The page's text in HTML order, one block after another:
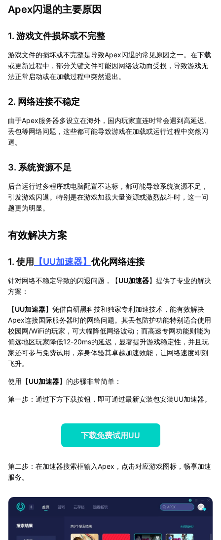
Apex闪退的主要原因
1. 游戏文件损坏或不完整
游戏文件的损坏或不完整是导致Apex闪退的常见原因之一。在下载
或更新过程中，部分关键文件可能因网络波动而受损，导致游戏无
法正常启动或在加载过程中突然退出。
2. 网络连接不稳定
由于Apex服务器多设立在海外，国内玩家直连时常会遇到高延迟、
丢包等网络问题，这些都可能导致游戏在加载或运行过程中突然闪
退。
3. 系统资源不足
后台运行过多程序或电脑配置不达标，都可能导致系统资源不足，
引发游戏闪退。特别是在游戏加载大量资源或激烈战斗时，这一问
题更为明显。
有效解决方案
1. 使用 【UU加速器】 优化网络连接
针对网络不稳定导致的闪退问题，【UU加速器】提供了专业的解决
方案：
【UU加速器】凭借自研黑科技和独家专利加速技术，能有效解决
Apex连接国际服务器时的网络问题。其丢包防护功能特别适合使用
校园网/WiFi的玩家，可大幅降低网络波动；而高速专网功能则能为
偏远地区玩家降低12-20ms的延迟，显著提升游戏稳定性，并且玩
家还可参与免费试用，亲身体验其卓越加速效能，让网络速度即刻
飞升。
使用【UU加速器】的步骤非常简单：
第一步：通过下方下载按钮，即可通过最新安装包安装UU加速器。
下载免费试用UU
第二步：在加速器搜索框输入Apex，点击对应游戏图标，畅享加速
服务。